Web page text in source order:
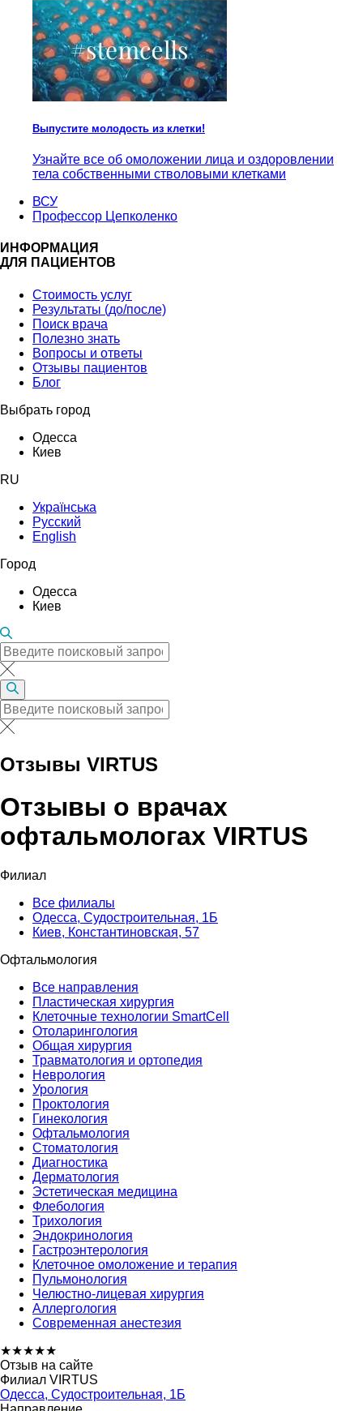
Выпустите молодость из клетки!
Узнайте все об омоложении лица и оздоровлении
тела собственными стволовыми клетками
ВСУ
Профессор Цепколенко
ИНФОРМАЦИЯ
ДЛЯ ПАЦИЕНТОВ
Стоимость услуг
Результаты (до/после)
Поиск врача
Полезно знать
Вопросы и ответы
Отзывы пациентов
Блог
Выбрать город
Одесса
Киев
RU
Українська
Русский
English
Город
Одесса
Киев
Отзывы VIRTUS
Отзывы о врачах
офтальмологах VIRTUS
Филиал
Все филиалы
Одесса, Судостроительная, 1Б
Киев, Константиновская, 57
Офтальмология
Все направления
Пластическая хирургия
Клеточные технологии SmartCell
Отоларингология
Общая хирургия
Травматология и ортопедия
Неврология
Урология
Проктология
Гинекология
Офтальмология
Стоматология
Диагностика
Дерматология
Эстетическая медицина
Флебология
Трихология
Эндокринология
Гастроэнтерология
Клеточное омоложение и терапия
Пульмонология
Челюстно-лицевая хирургия
Аллергология
Современная анестезия
★★★★★
Отзыв на сайте
Филиал VIRTUS
Одесса, Судостроительная, 1Б